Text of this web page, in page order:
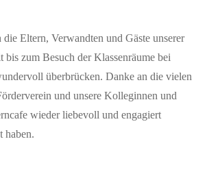
Eltern, Verwandten und Gäste unserer
bis zum Besuch der Klassenräume bei
überbrücken. Danke an die vielen
und unsere Kolleginnen und
wieder liebevoll und engagiert
haben.